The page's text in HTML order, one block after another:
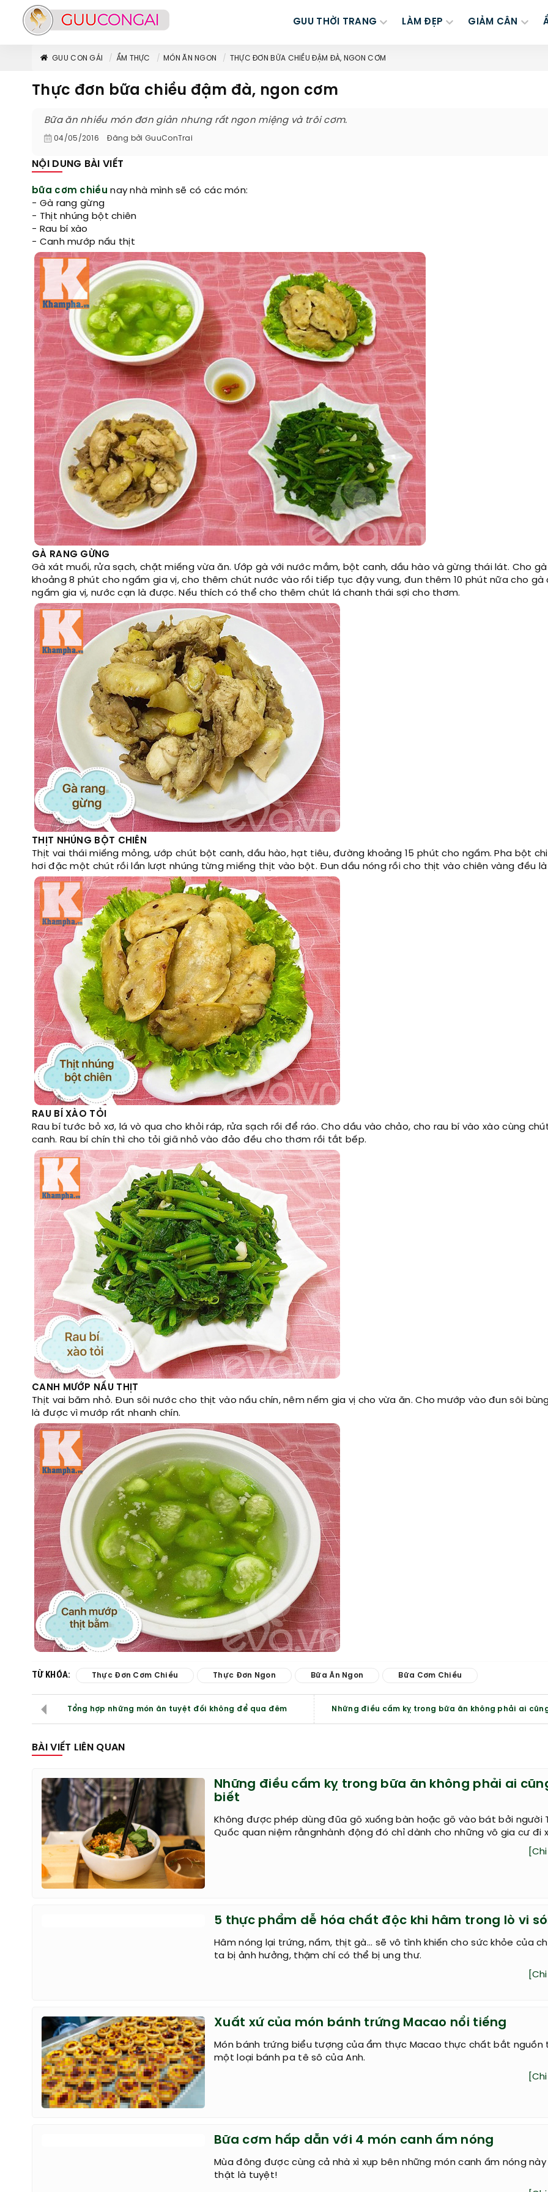
GUU THỜI TRANG LÀM ĐẸP GIẢM CÂN
GUU CON GÁI ẨM THỰC MÓN ĂN NGON THỰC ĐƠN BỮA CHIỀU ĐẬM ĐÀ, NGON CƠM
Thực đơn bữa chiều đậm đà, ngon cơm
Bữa ăn nhiều món đơn giản nhưng rất ngon miệng và trôi cơm.
04/05/2016 Đăng bởi GuuConTrai
NỘI DUNG BÀI VIẾT
bữa cơm chiều nay nhà mình sẽ có các món:
- Gà rang gừng
- Thịt nhúng bột chiên
- Rau bí xào
- Canh mướp nấu thịt
GÀ RANG GỪNG
Gà xát muối, rửa sạch, chặt miếng vừa ăn. Ướp gà với nước mắm, bột canh, dầu hào và gừng thái lát. Cho
khoảng 8 phút cho ngấm gia vị, cho thêm chút nước vào rồi tiếp tục đậy vung, đun thêm 10 phút nữa cho gà
ngấm gia vị, nước cạn là được. Nếu thích có thể cho thêm chút lá chanh thái sợi cho thơm.
THỊT NHÚNG BỘT CHIÊN
Thịt vai thái miếng mỏng, ướp chút bột canh, dầu hào, hạt tiêu, đường khoảng 15 phút cho ngấm. Pha bột
hơi đặc một chút rồi lần lượt nhúng từng miếng thịt vào bột. Đun dầu nóng rồi cho thịt vào chiên vàng đều là
RAU BÍ XÀO TỎI
Rau bí tước bỏ xơ, lá vò qua cho khỏi ráp, rửa sạch rồi để ráo. Cho dầu vào chảo, cho rau bí vào xào cùng
canh. Rau bí chín thì cho tỏi giã nhỏ vào đảo đều cho thơm rồi tắt bếp.
CANH MƯỚP NẤU THỊT
Thịt vai băm nhỏ. Đun sôi nước cho thịt vào nấu chín, nêm nếm gia vị cho vừa ăn. Cho mướp vào đun sôi
là được vì mướp rất nhanh chín.
TỪ KHÓA: Thực Đơn Cơm Chiều Thực Đơn Ngon Bữa Ăn Ngon Bữa Cơm Chiều
Tổng hợp những món ăn tuyệt đối không để qua đêm Những điều cấm kỵ trong bữa ăn không phải ai
BÀI VIẾT LIÊN QUAN
Những điều cấm kỵ trong bữa ăn không phải ai
biết
Không được phép dùng đũa gõ xuống bàn hoặc gõ vào bát bởi người
Quốc quan niệm rằngnhành động đó chỉ dành cho những vô gia cư đi
5 thực phẩm dễ hóa chất độc khi hâm trong lò vi
Hâm nóng lại trứng, nấm, thịt gà... sẽ vô tình khiến cho sức khỏe của
ta bị ảnh hưởng, thậm chí có thể bị ung thư.
Xuất xứ của món bánh trứng Macao nổi tiếng
Món bánh trứng biểu tượng của ẩm thực Macao thực chất bắt nguồn
Bữa cơm hấp dẫn với 4 món canh ấm nóng